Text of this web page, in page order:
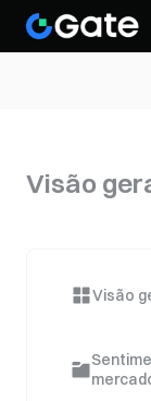
Visão
Visão